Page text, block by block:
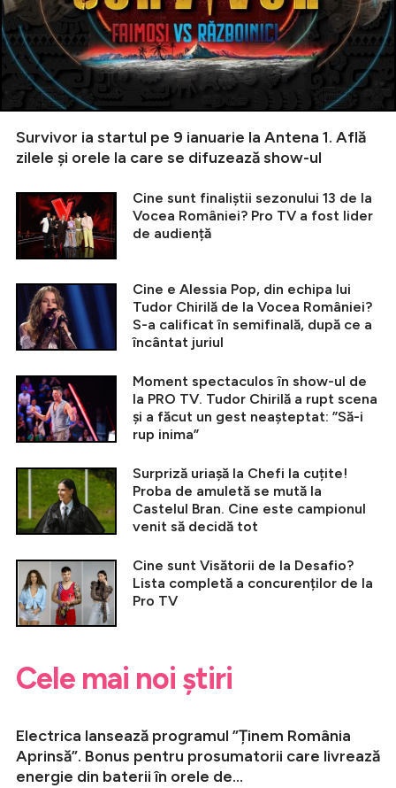
Survivor ia startul pe 9 ianuarie la Antena 1. Află
zilele și orele la care se difuzează show-ul
Cine sunt finaliștii sezonului 13 de la
Vocea României? Pro TV a fost lider
de audiență
Cine e Alessia Pop, din echipa lui
Tudor Chirilă de la Vocea României?
S-a calificat în semifinală, după ce a
încântat juriul
Moment spectaculos în show-ul de
la PRO TV. Tudor Chirilă a rupt scena
și a făcut un gest neașteptat: ”Să-i
rup inima”
Surpriză uriașă la Chefi la cuțite!
Proba de amuletă se mută la
Castelul Bran. Cine este campionul
venit să decidă tot
Cine sunt Visătorii de la Desafio?
Lista completă a concurenților de la
Pro TV
Cele mai noi știri
Electrica lansează programul ”Ținem România
Aprinsă”. Bonus pentru prosumatorii care livrează
energie din baterii în orele de...